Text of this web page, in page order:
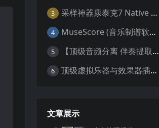
3 采样神器康泰克7 Native Instruments Kontakt 7 v7.10.9 WiN MAC 便携版 MAC含批量入库工具 NICNT文件制作工具 非标准音色库入库
4 MuseScore (音乐制谱软件) v4.4.2 中文版 WiN MAC
5 【顶级音频分离 伴奏提取软件】Hit’n’Mix RipX DeepAudio v7.5.1 WIN MAC
6 顶级虚拟乐器与效果器插件合集（R2R 版本）AIR Music Technology
文章展示